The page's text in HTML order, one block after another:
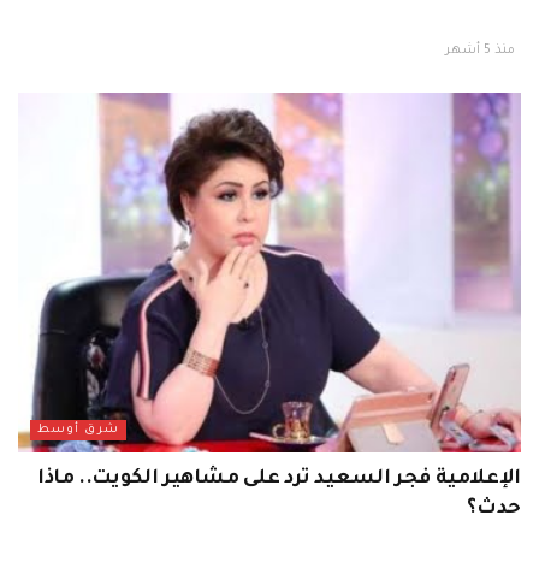
منذ 5 أشهر
شرق أوسط
الإعلامية فجر السعيد ترد على مشاهير الكويت.. ماذا
حدث؟